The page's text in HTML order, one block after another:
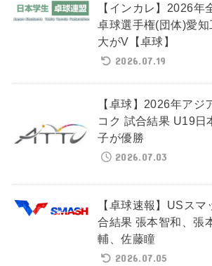
【インカレ】2026年
卓球選手権(団体)愛
大がV【卓球】
2026.07.19
【卓球】2026年アジ
コク 試合結果 U19日
子が優勝
2026.07.03
【卓球速報】USス
合結果 張本智和、張
輔、佐藤瞳
2026.07.05